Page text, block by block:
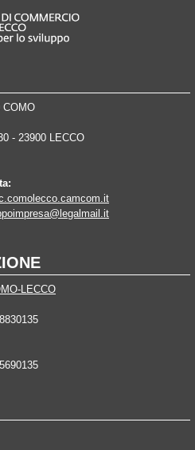
COMO
- 23900 LECCO
LECCO